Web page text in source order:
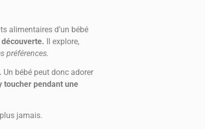
alimentaires d’un bébé
Il explore,
préférences.
Un bébé peut donc adorer
toucher pendant une
jamais.